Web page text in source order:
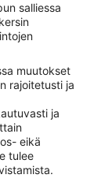
salliessa
muutokset
rajoitetusti ja
ja
eikä
tulee